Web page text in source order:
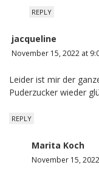
REPLY
jacqueline
November 15, 2022 at
Leider ist mir der
Puderzucker wieder
REPLY
Marita Koch
November 15,